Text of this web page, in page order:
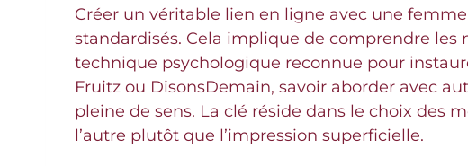
Créer un véritable lien en ligne avec une
standardisés. Cela implique de comprendre
technique psychologique reconnue pour
Fruitz ou DisonsDemain, savoir aborder avec
pleine de sens. La clé réside dans le choix des
l’autre plutôt que l’impression superficielle.